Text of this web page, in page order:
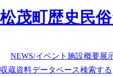
松茂町歴史民
NEWS/イベント施設概要展
収蔵資料データベース検索する